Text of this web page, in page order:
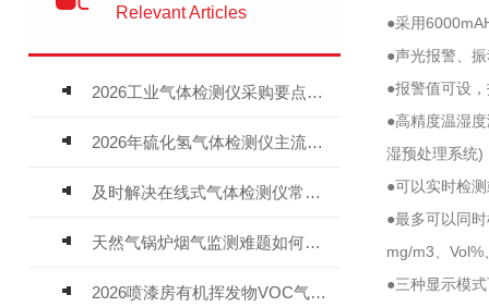
Relevant Articles
2026工业气体检测仪采购要点：如何分辨固定式、复合、泵吸式检测仪优劣
2026年硫化氢气体检测仪主流品牌盘点及选型硬性要求
及时解决在线式气体检测仪常见问题有助于保障人员安全
天然气锅炉烟气监测难题如何解？
2026喷漆房有机挥发物VOC气体报警仪，选型安装全指南
●采用
●声光报警、
●报警值可设
●高精度温湿
湿预处理系统)
●可以实时检
●最多可以同
mg/m3、
●三种显示模